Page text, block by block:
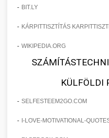
- BIT.LY
- KÁRPITTISZTÍTÁS
- WIKIPEDIA.ORG
KÜLFÖLDI
- SELFESTEEM2GO.COM
- I-LOVE-MOTIVATIONAL-